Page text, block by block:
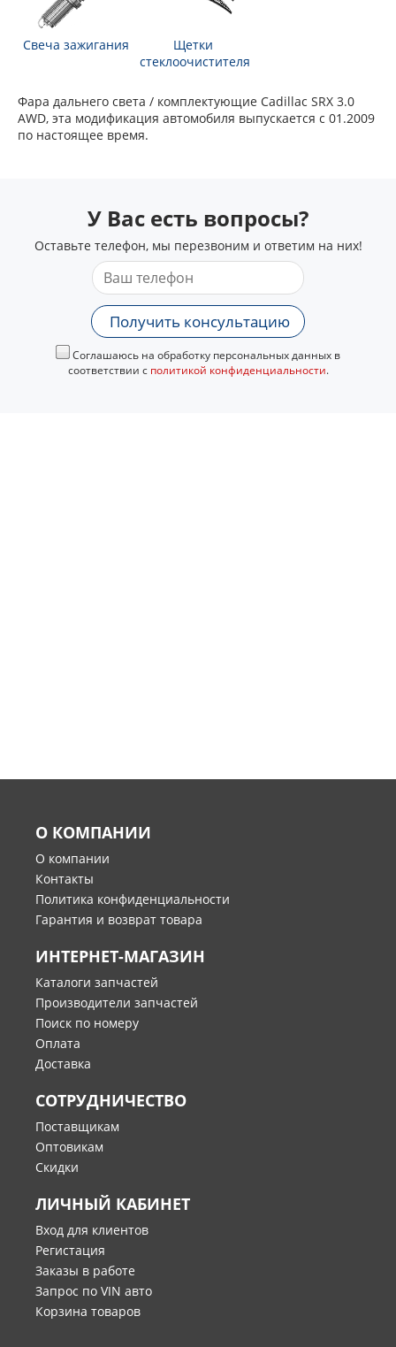
Свеча зажигания
Щетки
стеклоочистителя
Фара дальнего света / комплектующие Cadillac SRX 3.0
AWD, эта модификация автомобиля выпускается с 01.2009
по настоящее время.
У Вас есть вопросы?
Оставьте телефон, мы перезвоним и ответим на них!
Получить консультацию
Соглашаюсь на обработку персональных данных в
соответствии с политикой конфиденциальности.
О КОМПАНИИ
О компании
Контакты
Политика конфиденциальности
Гарантия и возврат товара
ИНТЕРНЕТ-МАГАЗИН
Каталоги запчастей
Производители запчастей
Поиск по номеру
Оплата
Доставка
СОТРУДНИЧЕСТВО
Поставщикам
Оптовикам
Скидки
ЛИЧНЫЙ КАБИНЕТ
Вход для клиентов
Регистация
Заказы в работе
Запрос по VIN авто
Корзина товаров